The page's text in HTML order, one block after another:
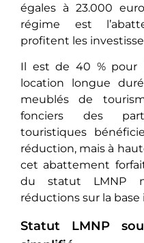
égales à 23.000
régime est
profitent les
Il est de 40 % pour
location longue
meublés de
fonciers des
touristiques
réduction, mais à
cet abattement
du statut LMNP
réductions sur la base
Statut LMNP